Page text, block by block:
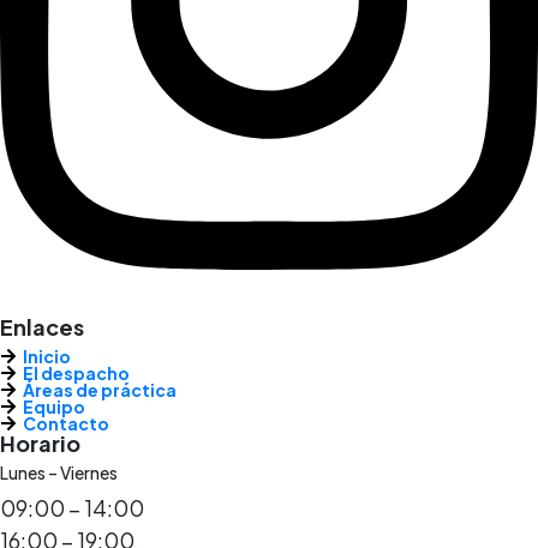
Enlaces
Inicio
El despacho
Áreas de práctica
Equipo
Contacto
Horario
Lunes – Viernes
09:00 – 14:00
16:00 – 19:00